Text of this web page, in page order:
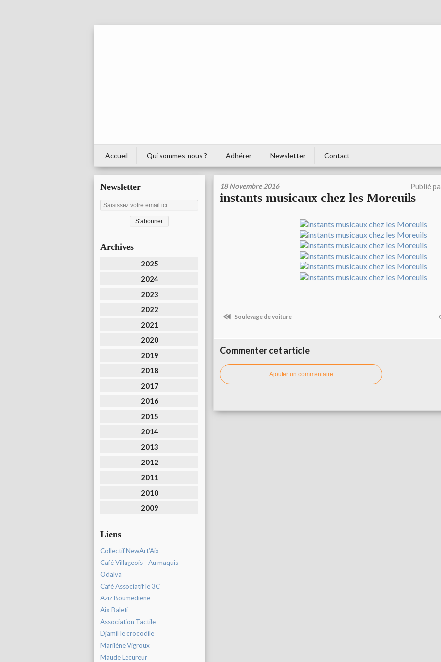
Accueil Qui sommes-nous ? Adhérer Newsletter Contact
Newsletter
Archives
2025
2024
2023
2022
2021
2020
2019
2018
2017
2016
2015
2014
2013
2012
2011
2010
2009
Liens
Collectif NewArt’Aix
Café Villageois - Au maquis
Odalva
Café Associatif le 3C
Aziz Boumediene
Aix Baleti
Association Tactile
Djamil le crocodile
Marilène Vigroux
Maude Lecureur
18 Novembre 2016 Publié
instants musicaux chez les Moreuils
Soulevage de voiture
Commenter cet article
Ajouter un commentaire